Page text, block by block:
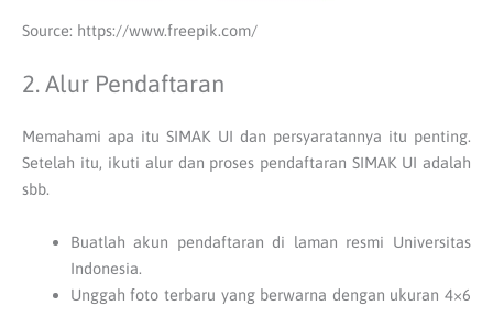
Source: https://www.freepik.com/
2. Alur Pendaftaran
Memahami apa itu SIMAK UI dan persyaratannya itu penting.
Setelah itu, ikuti alur dan proses pendaftaran SIMAK UI adalah
sbb.
Buatlah akun pendaftaran di laman resmi Universitas
Indonesia.
Unggah foto terbaru yang berwarna dengan ukuran 4×6